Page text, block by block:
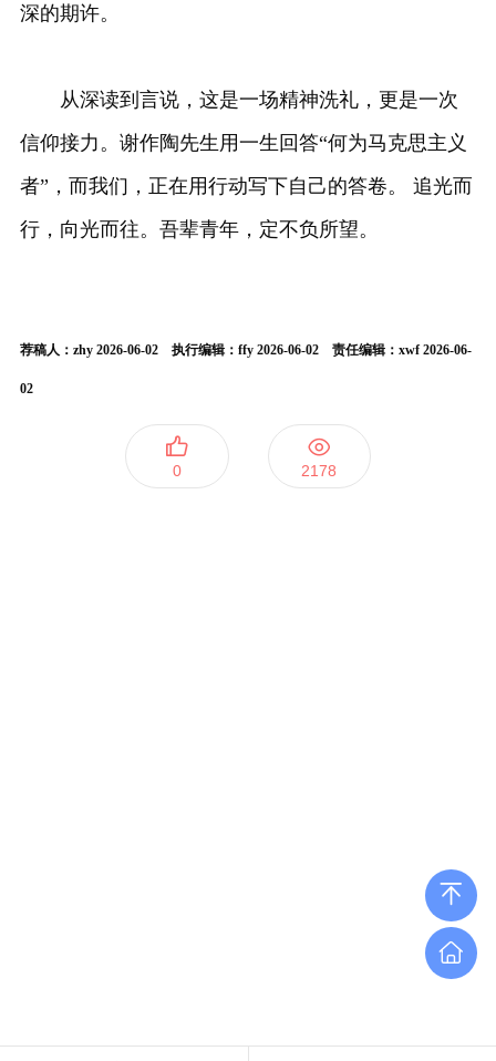
深的期许。
从深读到言说，这是一场精神洗礼，更是一次
信仰接力。谢作陶先生用一生回答“何为马克思主义
者”，而我们，正在用行动写下自己的答卷。 追光而
行，向光而往。吾辈青年，定不负所望。
荐稿人：zhy 2026-06-02 执行编辑：ffy 2026-06-02 责任编辑：xwf 2026-06-
02
0 2178